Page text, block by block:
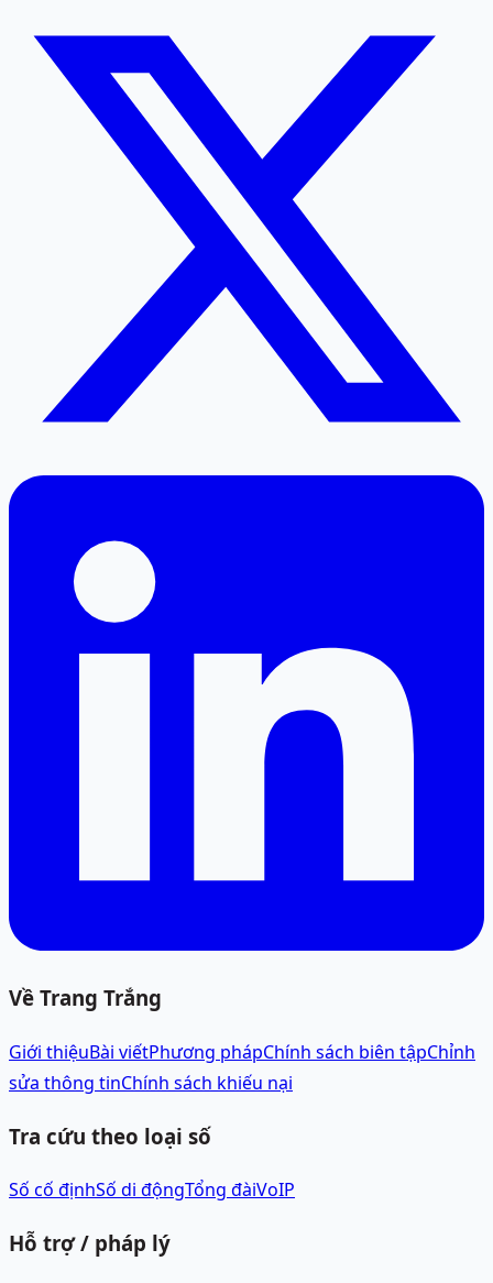
Về Trang Trắng
Giới thiệuBài viếtPhương phápChính sách biên tậpChỉnh
sửa thông tinChính sách khiếu nại
Tra cứu theo loại số
Số cố địnhSố di độngTổng đàiVoIP
Hỗ trợ / pháp lý